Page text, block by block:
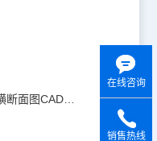
道路设计CAD图纸之道路标准横断面图CAD图纸
在线咨询
销售热线